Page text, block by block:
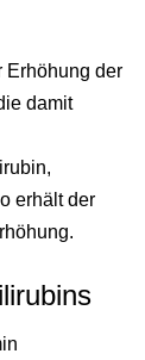
Erhöhung der
damit
erhält der